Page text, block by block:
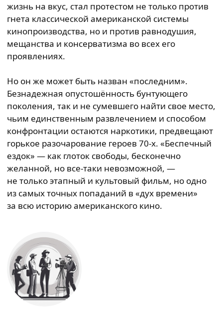
жизнь на вкус, стал протестом не только против
гнета классической американской системы
кинопроизводства, но и против равнодушия,
мещанства и консерватизма во всех его
проявлениях.
Но он же может быть назван «последним».
Безнадежная опустошённость бунтующего
поколения, так и не сумевшего найти свое место,
чьим единственным развлечением и способом
конфронтации остаются наркотики, предвещают
горькое разочарование героев 70-х. «Беспечный
ездок» — как глоток свободы, бесконечно
желанной, но все-таки невозможной, —
не только этапный и культовый фильм, но одно
из самых точных попаданий в «дух времени»
за всю историю американского кино.